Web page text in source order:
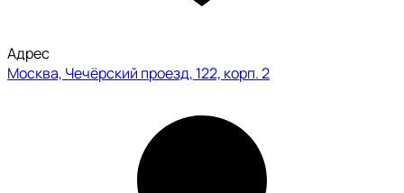
Адрес
Москва, Чечёрский проезд, 122, корп. 2